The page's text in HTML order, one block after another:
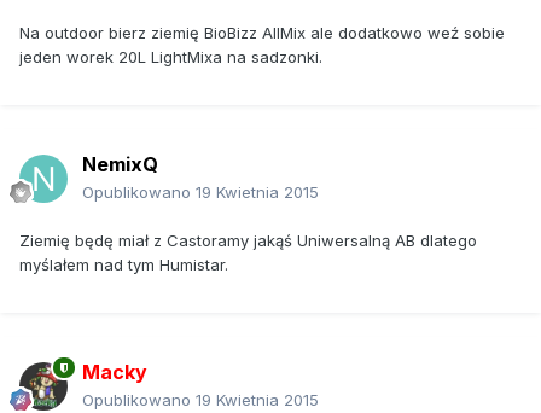
Na outdoor bierz ziemię BioBizz AllMix ale dodatkowo weź sobie
jeden worek 20L LightMixa na sadzonki.
NemixQ
Opublikowano 19 Kwietnia 2015
Ziemię będę miał z Castoramy jakąś Uniwersalną AB dlatego
myślałem nad tym Humistar.
Macky
Opublikowano 19 Kwietnia 2015